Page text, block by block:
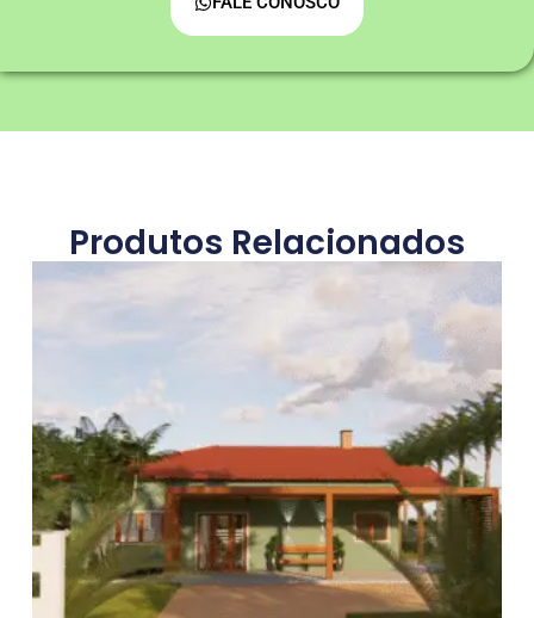
Produtos Relacionados